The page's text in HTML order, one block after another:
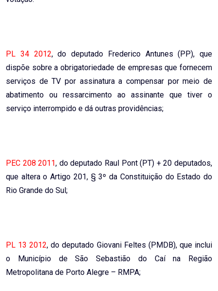
PL 34 2012, do deputado Frederico Antunes (PP), que
dispõe sobre a obrigatoriedade de empresas que fornecem
serviços de TV por assinatura a compensar por meio de
abatimento ou ressarcimento ao assinante que tiver o
serviço interrompido e dá outras providências;
PEC 208 2011, do deputado Raul Pont (PT) + 20 deputados,
que altera o Artigo 201, § 3º da Constituição do Estado do
Rio Grande do Sul;
PL 13 2012, do deputado Giovani Feltes (PMDB), que inclui
o Município de São Sebastião do Caí na Região
Metropolitana de Porto Alegre – RMPA;